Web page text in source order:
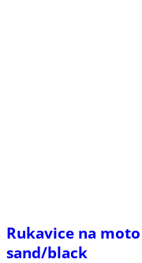
Rukavice na
sand/black